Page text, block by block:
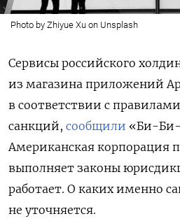
Photo by Zhiyue Xu on Unsplash
Сервисы российского
из магазина приложений
в соответствии с
санкций, сообщили «Би-Би-
Американская корпорация
выполняет законы
работает. О каких именно
не уточняется.